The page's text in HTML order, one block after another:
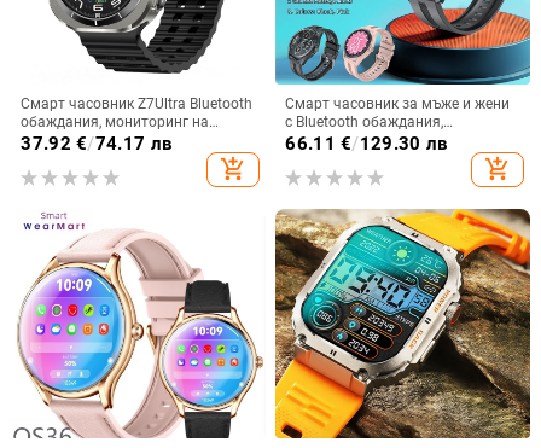
Смарт часовник Z7Ultra Bluetooth
обаждания, мониторинг на
сърдечен ритъм, кръвно
налягане, следене на съня и
водоустойчив
37.92 €/74.17 лв
add_shopping_cart
Смарт часовник за мъже и жени
с Bluetooth обаждания,
мултифункционален спортен
дизайн, измерване на сърдечен
ритъм, кръвно налягане,
на съня
66.11 €/129.30 лв
add_shopping_cart